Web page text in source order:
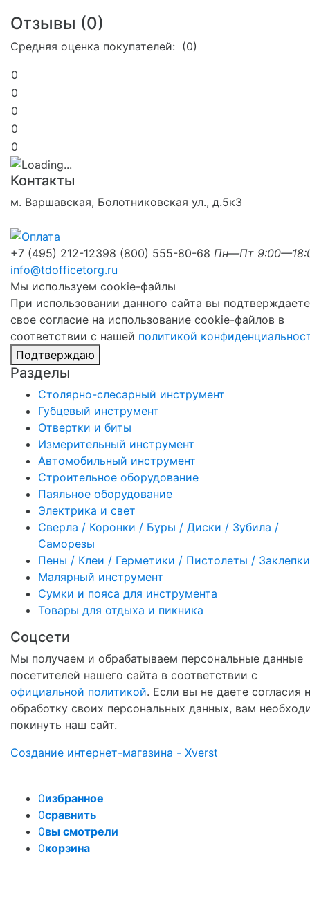
Отзывы (0)
Средняя оценка покупателей: (0)
0
0
0
0
0
Контакты
м. Варшавская, Болотниковская ул., д.5к3
+7 (495) 212-12398 (800) 555-80-68 Пн—Пт
info@tdofficetorg.ru
Мы используем cookie-файлы
При использовании данного сайта вы подтверждаете
свое согласие на использование cookie-файлов в
соответствии с нашей политикой
Подтверждаю
Разделы
Столярно-слесарный инструмент
Губцевый инструмент
Отвертки и биты
Измерительный инструмент
Автомобильный инструмент
Строительное оборудование
Паяльное оборудование
Электрика и свет
Сверла / Коронки / Буры / Диски / Зубила /
Саморезы
Пены / Клеи / Герметики / Пистолеты / Заклепки
Малярный инструмент
Сумки и пояса для инструмента
Товары для отдыха и пикника
Соцсети
Мы получаем и обрабатываем персональные данные
посетителей нашего сайта в соответствии с
официальной политикой. Если вы не даете согласия
обработку своих персональных данных, вам
покинуть наш сайт.
Создание интернет-магазина - Xverst
0избранное
0сравнить
0вы смотрели
0корзина